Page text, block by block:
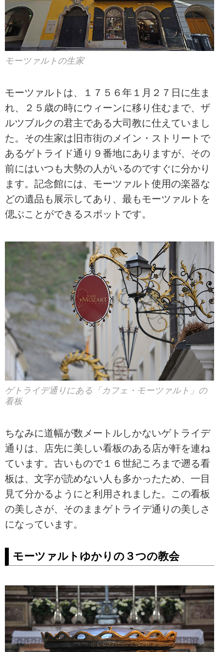
モーツァルトの生家
モーツァルトは、１７５６年１月２７日に生ま
れ、２５歳の時にウィーンに移り住むまで、ザ
ルツブルクの君主である大司教に仕えていまし
た。その生家は旧市街のメイン・ストリートで
あるゲトライド通り９番地にありますが、その
前にはいつも大勢の人がいるのですぐに分かり
ます。記念館には、モーツァルト使用の楽器な
どの遺品も展示してあり、最もモーツァルトを
偲ぶことができるスポットです。
ゲトライデ通りにある「カフェ・モーツァルト」の
看板
ちなみに道幅が数メートルしかないゲトライデ
通りは、店先に美しい看板のある店が軒を連ね
ています。古いもので１６世紀ころまで遡る看
板は、文字が読めない人も多かったため、一目
見て分かるようにと利用されました。この看板
の美しさが、そのままゲトライデ通りの美しさ
になっています。
モーツァルトゆかりの３つの教会